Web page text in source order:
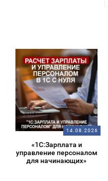
14.08.2026
«1С:Зарплата и
управление персоналом
для начинающих»